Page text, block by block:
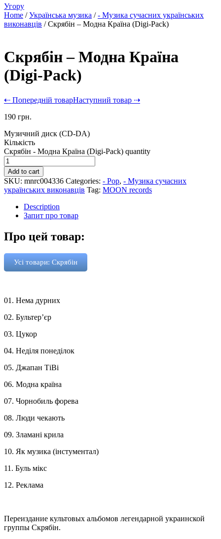
Угору
Home /Українська музика /- Музика сучасних українських
виконавців / Скрябін – Модна Країна (Digi-Pack)
Скрябін – Модна Країна
(Digi-Pack)
⇠ Попередній товарНаступний товар ⇢
190 грн.
Музичний диск (CD-DA)
Кількість
Скрябін - Модна Країна (Digi-Pack) quantity
Add to cart
SKU: mnrc004336 Categories: - Pop, - Музика сучасних
українських виконавців Tag: MOON records
Description
Запит про товар
Про цей товар:
Усі товари: Скрябін
01. Нема дурних
02. Бультер’єр
03. Цукор
04. Неділя понеділок
05. Джапан ТіВі
06. Модна країна
07. Чорнобиль форева
08. Люди чекають
09. Зламані крила
10. Як музика (інстументал)
11. Буль мікс
12. Реклама
Переиздание культовых альбомов легендарной украинской
группы Скрябін.